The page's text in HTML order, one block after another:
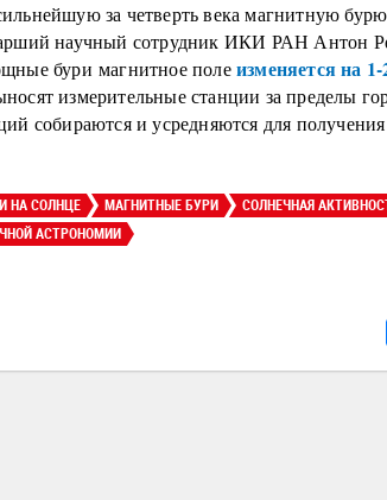
за четверть века магнитную
научный сотрудник ИКИ РАН Антон
бури магнитное полеизменяется на
измерительные станции за пределы
собираются и усредняются для
НА СОЛНЦЕ МАГНИТНЫЕ БУРИ
СОЛНЕЧНАЯ
АСТРОНОМИИ